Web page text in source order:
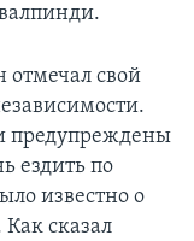
отмечал свой
предупреждены
ездить по
известно о
сказал